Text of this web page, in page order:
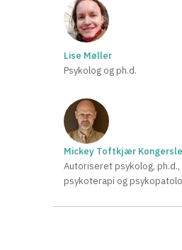
Lise Møller
Psykolog og ph.d.
Mickey Toftkjær
Autoriseret psykolog,
psykoterapi og